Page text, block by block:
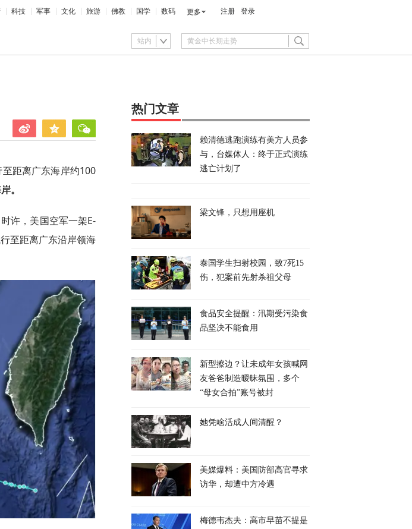
科技 军事 文化 旅游 佛教 国学 数码 更多 注册 登录
站内
距离广东海岸约100
。
许，美国空军一架E-
至距离广东沿岸领海
热门文章
赖清德逃跑演练有美方人员参
与，台媒体人：终于正式演练
逃亡计划了
梁文锋，只想用座机
泰国学生扫射校园，致7死15
伤，犯案前先射杀祖父母
食品安全提醒：汛期受污染食
品坚决不能食用
新型擦边？让未成年女孩喊网
友爸爸制造暧昧氛围，多个
“母女合拍”账号被封
她凭啥活成人间清醒？
美媒爆料：美国防部高官寻求
访华，却遭中方冷遇
梅德韦杰夫：高市早苗不提是